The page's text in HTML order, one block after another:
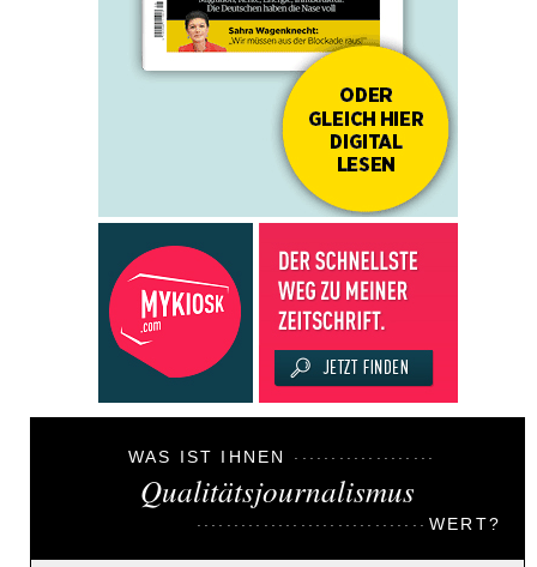
WAS IST IHNEN
Qualitätsjournalismus
WERT?